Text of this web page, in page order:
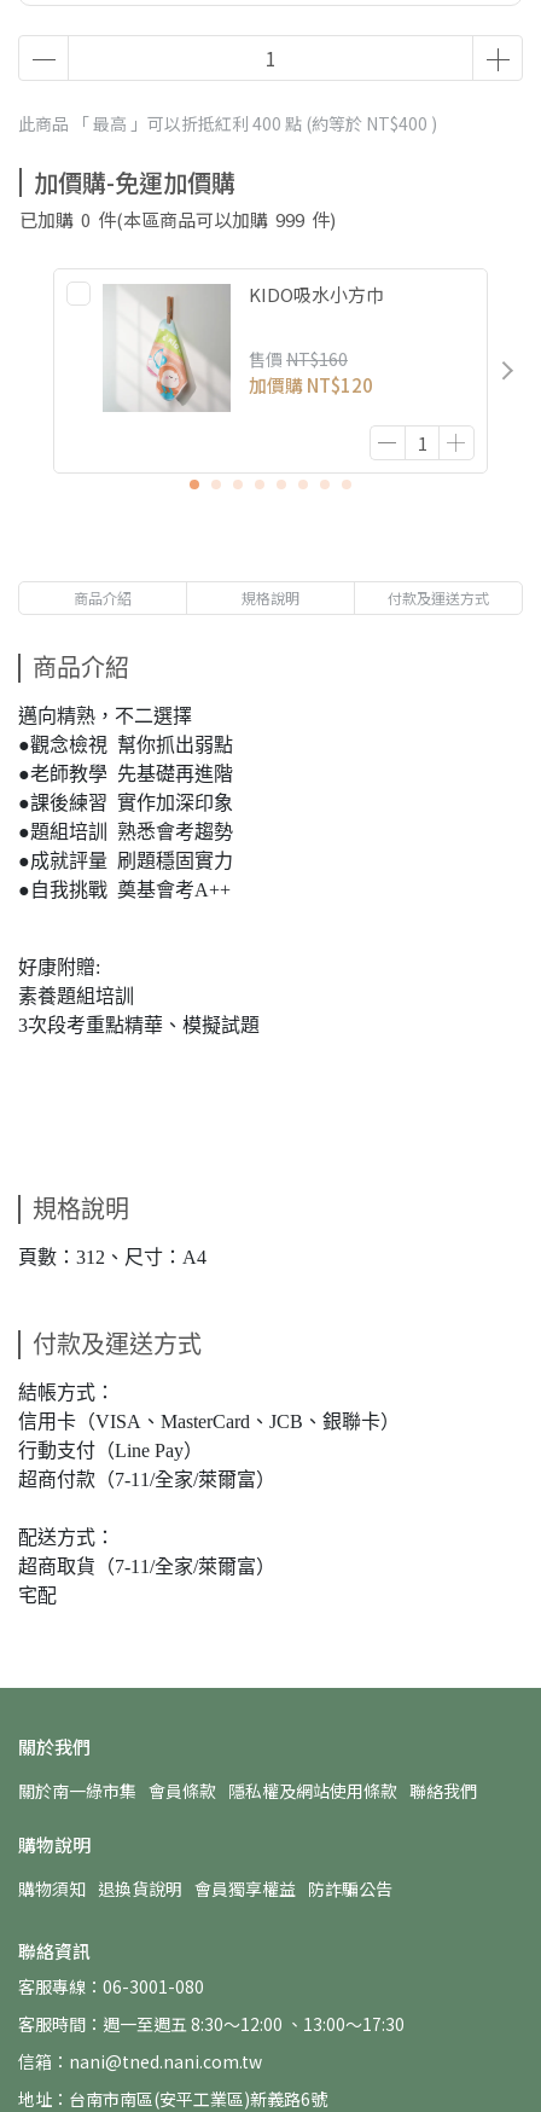
此商品 「 最高 」可以折抵紅利 400 點 (約等於 NT$400 )
加價購-免運加價購
已加購 0 件(本區商品可以加購 999 件)
KIDO吸水小方巾
售價 NT$160
加價購NT$120
商品介紹 規格說明 付款及運送方式
商品介紹
邁向精熟，不二選擇
●觀念檢視 幫你抓出弱點
●老師教學 先基礎再進階
●課後練習 實作加深印象
●題組培訓 熟悉會考趨勢
●成就評量 刷題穩固實力
●自我挑戰 奠基會考A++
好康附贈:
素養題組培訓
3次段考重點精華、模擬試題
規格說明
頁數：312、尺寸：A4
付款及運送方式
結帳方式：
信用卡（VISA、MasterCard、JCB、銀聯卡）
行動支付（Line Pay）
超商付款（7-11/全家/萊爾富）
配送方式：
超商取貨（7-11/全家/萊爾富）
宅配
關於我們
關於南一綠市集 會員條款 隱私權及網站使用條款 聯絡我們
購物說明
購物須知 退換貨說明 會員獨享權益 防詐騙公告
聯絡資訊
客服專線：06-3001-080
客服時間：週一至週五 8:30～12:00 、13:00～17:30
信箱：nani@tned.nani.com.tw
地址：台南市南區(安平工業區)新義路6號